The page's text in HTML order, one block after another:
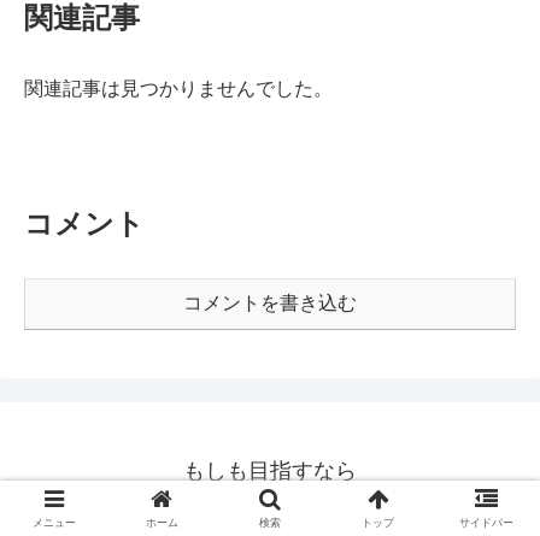
関連記事
関連記事は見つかりませんでした。
コメント
コメントを書き込む
もしも目指すなら
© 2020 もしも目指すなら.
メニュー ホーム 検索 トップ サイドバー